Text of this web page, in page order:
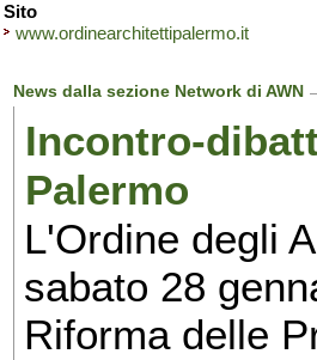
Sito
www.ordinearchitettipalermo.it
News dalla sezione Network di AWN
Incontro-
Palermo
L'Ordine degli
sabato 28
Riforma delle